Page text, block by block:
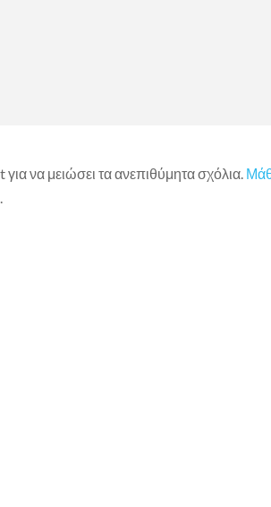
να μειώσει τα ανεπιθύμητα σχόλια.
.